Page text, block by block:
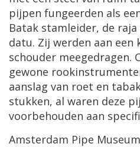
pijpen fungeerden als
Batak stamleider, de
datu. Zij werden aan een
schouder meegedragen.
gewone
aanslag van roet en
stukken, al waren deze
voorbehouden aan
Amsterdam Pipe Museum